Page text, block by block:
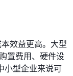
效益更高。大型
置费用、硬件设
小型企业来说可